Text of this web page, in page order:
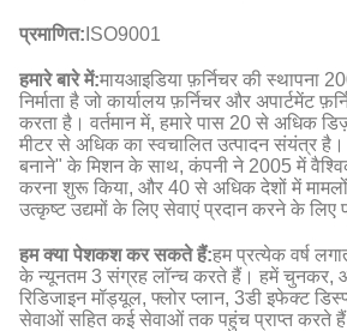
प्रमाणित: ISO9001
हमारे बारे में:मायआइडिया फ़र्निचर की स्थापना
निर्माता है जो कार्यालय फ़र्निचर और अपार्टमेंट
करता है। वर्तमान में, हमारे पास 20 से अधिक
मीटर से अधिक का स्वचालित उत्पादन संयंत्र है।
बनाने" के मिशन के साथ, कंपनी ने 2005 में
करना शुरू किया, और 40 से अधिक देशों में
उत्कृष्ट उद्यमों के लिए सेवाएं प्रदान करने के लिए
हम क्या पेशकश कर सकते हैं:हम प्रत्येक वर्ष
के न्यूनतम 3 संग्रह लॉन्च करते हैं। हमें चुनकर,
रिडिजाइन मॉड्यूल, फ्लोर प्लान, 3डी इफेक्ट
सेवाओं सहित कई सेवाओं तक पहुंच प्राप्त करते